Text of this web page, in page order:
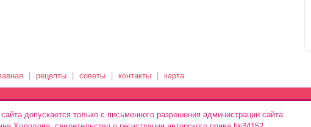
рецепты советы контакты карта
допускается только с письменного разрешения администрации сайта